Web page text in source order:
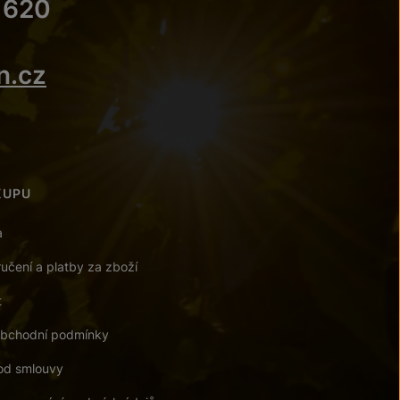
a platby za zboží
podmínky
smlouvy